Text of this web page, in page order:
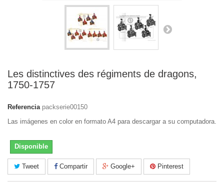
Les distinctives des régiments de dragons,
1750-1757
Referencia packserie00150
Las imágenes en color en formato A4 para descargar a su computadora.
Disponible
Tweet Compartir Google+ Pinterest